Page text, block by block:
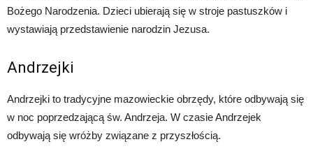
Bożego Narodzenia. Dzieci ubierają się w stroje pastuszków i
wystawiają przedstawienie narodzin Jezusa.
Andrzejki
Andrzejki to tradycyjne mazowieckie obrzędy, które odbywają się
w noc poprzedzającą św. Andrzeja. W czasie Andrzejek
odbywają się wróżby związane z przyszłością.